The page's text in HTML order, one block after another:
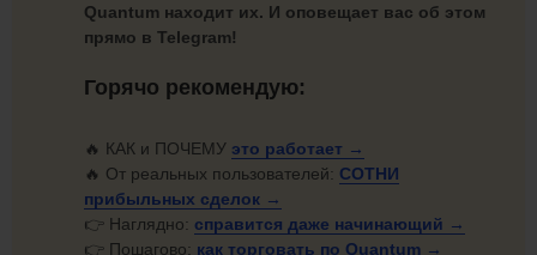
Quantum находит их. И оповещает вас об этом
прямо в Telegram!
Горячо рекомендую:
🔥 КАК и ПОЧЕМУ это работает →
🔥 От реальных пользователей: СОТНИ
прибыльных сделок →
👉 Наглядно: справится даже начинающий →
👉 Пошагово: как торговать по Quantum →